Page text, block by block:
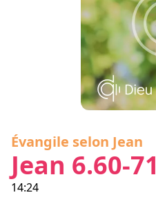
Évangile selon Jean
Jean 6.60-71
14:24